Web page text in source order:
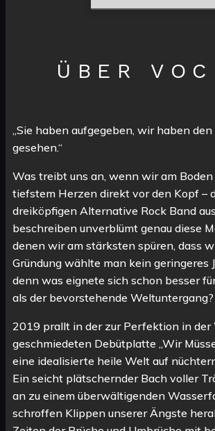
ÜBER
„Sie haben aufgegeben, wir haben
gesehen.“
Was treibt uns an, wenn wir am Boden
tiefstem Herzen direkt vor den Kopf –
dreiköpfigen Alternative Rock Band
beschreiben unverblümt genau diese
denen wir am stärksten spüren, dass
Gründung wählte man kein geringeres
denn was eignete sich schon besser
als der bevorstehende Weltuntergang?
2019 prallt in der zur Perfektion in
geschmiedeten Debütplatte „Wir
eine idealisierte heile Welt auf
Ein seicht plätschernder Bach voller
an zu einem überwältigenden
schroffen Klippen unserer Ängste